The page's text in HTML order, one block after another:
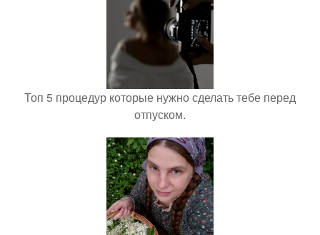
Топ 5 процедур которые нужно сделать тебе перед
отпуском.